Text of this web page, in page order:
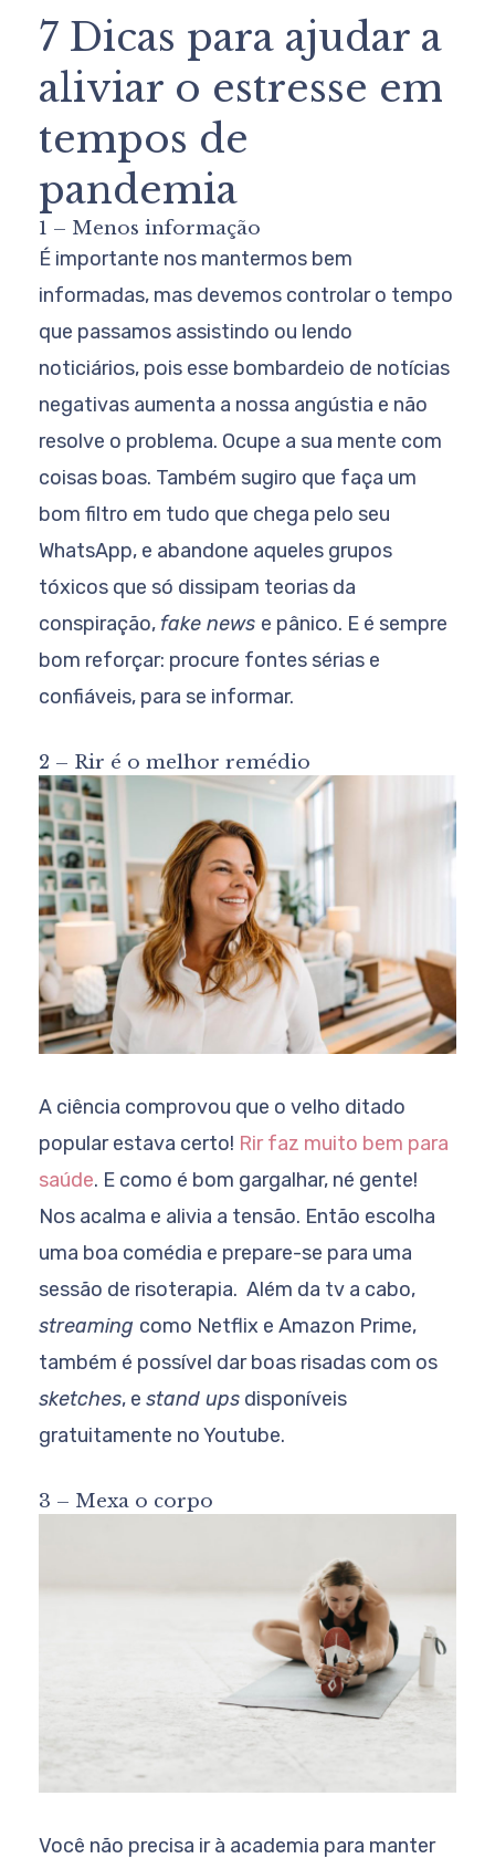
7 Dicas para ajudar a
aliviar o estresse em
tempos de
pandemia
1 – Menos informação
É importante nos mantermos bem
informadas, mas devemos controlar o tempo
que passamos assistindo ou lendo
noticiários, pois esse bombardeio de notícias
negativas aumenta a nossa angústia e não
resolve o problema. Ocupe a sua mente com
coisas boas. Também sugiro que faça um
bom filtro em tudo que chega pelo seu
WhatsApp, e abandone aqueles grupos
tóxicos que só dissipam teorias da
conspiração, fake news e pânico. E é sempre
bom reforçar: procure fontes sérias e
confiáveis, para se informar.
2 – Rir é o melhor remédio
A ciência comprovou que o velho ditado
popular estava certo! Rir faz muito bem para
saúde. E como é bom gargalhar, né gente!
Nos acalma e alivia a tensão. Então escolha
uma boa comédia e prepare-se para uma
sessão de risoterapia. Além da tv a cabo,
streaming como Netflix e Amazon Prime,
também é possível dar boas risadas com os
sketches, e stand ups disponíveis
gratuitamente no Youtube.
3 – Mexa o corpo
Você não precisa ir à academia para manter